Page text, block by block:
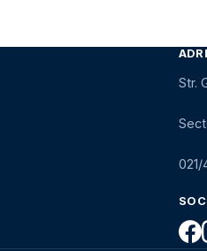
Str.
021/